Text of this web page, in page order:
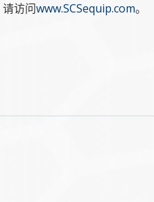
访问www.SCSequip.com。